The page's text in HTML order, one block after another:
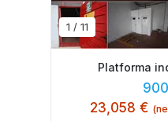
1 / 11
Platforma
23,058 €